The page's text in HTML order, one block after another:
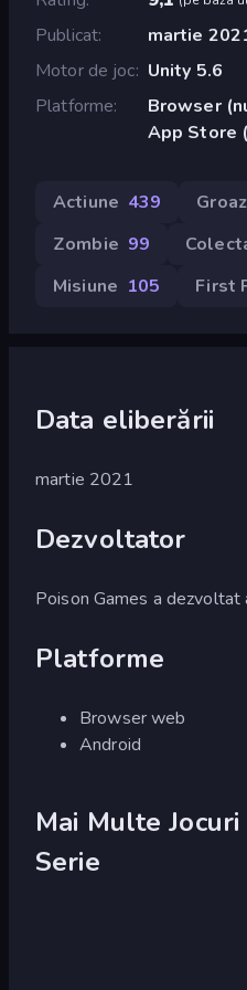
Publicat
martie
Motor de joc Unity 5.6
Platforme
Browser
App Store
Actiune 439
Zombie 99
Misiune 105 First
Data eliberării
martie 2021
Dezvoltator
Poison Games a dezvoltat
Platforme
Browser web
Android
Mai Multe
Serie